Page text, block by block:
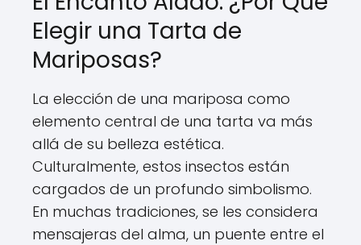
Elegir una Tarta de
Mariposas?
La elección de una mariposa como
elemento central de una tarta va más
allá de su belleza estética.
Culturalmente, estos insectos están
cargados de un profundo simbolismo.
En muchas tradiciones, se les considera
mensajeras del alma, un puente entre el